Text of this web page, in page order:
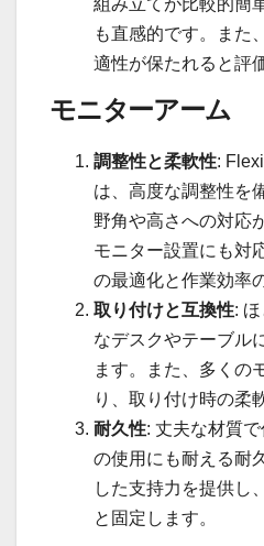
組み立てが比較的簡
も直感的です。また
適性が保たれると評
モニターアーム
調整性と柔軟性:
は、高度な調整性を
野角や高さへの対応
モニター設置にも対
の最適化と作業効率
取り付けと互換性:
なデスクやテーブル
ます。また、多くの
り、取り付け時の柔
耐久性: 丈夫な材質
の使用にも耐える耐
した支持力を提供し
と固定します。